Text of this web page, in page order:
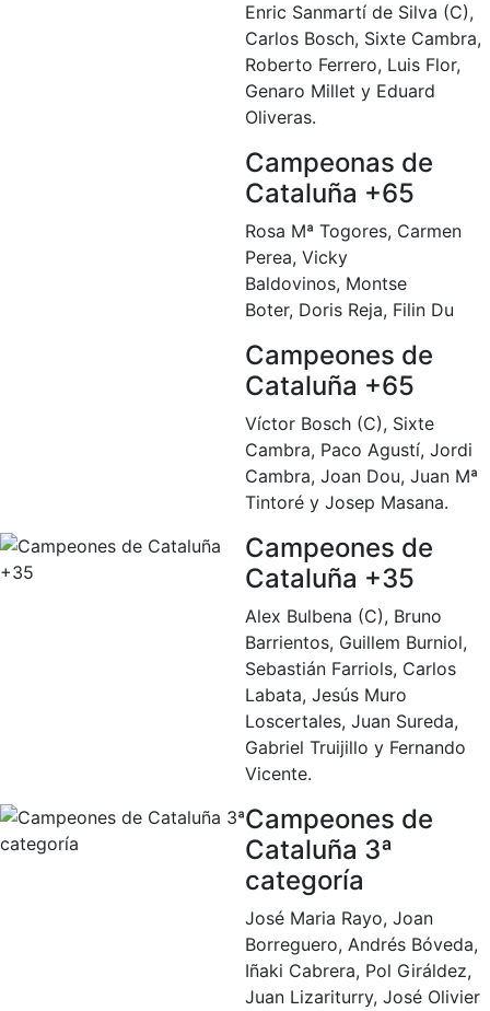
Enric Sanmartí de Silva (C),
Carlos Bosch, Sixte Cambra,
Roberto Ferrero, Luis Flor,
Genaro Millet y Eduard
Oliveras.
Campeonas de
Cataluña +65
Rosa Mª Togores, Carmen
Perea, Vicky
Baldovinos, Montse
Boter, Doris Reja, Filin Du
Campeones de
Cataluña +65
Víctor Bosch (C), Sixte
Cambra, Paco Agustí, Jordi
Cambra, Joan Dou, Juan Mª
Tintoré y Josep Masana.
Campeones de
Cataluña +35
Alex Bulbena (C), Bruno
Barrientos, Guillem Burniol,
Sebastián Farriols, Carlos
Labata, Jesús Muro
Loscertales, Juan Sureda,
Gabriel Truijillo y Fernando
Vicente.
Campeones de
Cataluña 3ª
categoría
José Maria Rayo, Joan
Borreguero, Andrés Bóveda,
Iñaki Cabrera, Pol Giráldez,
Juan Lizariturry, José Olivier